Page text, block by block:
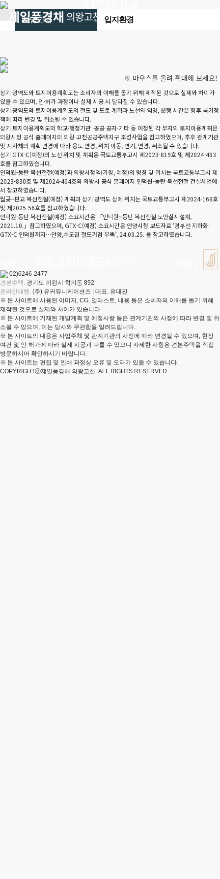
사업안내
사업안내 입지환경
※ 마우스를 올려 확대해 보세요!
상기 광역도와 토지이용계획도는 소비자의 이해를 돕기 위해 제작된 것으로 실제와 차이가
있을 수 있으며, 인·허가 과정이나 실제 시공 시 달라질 수 있습니다.
상기 광역도와 토지이용계획도의 철도 및 도로 계획과 노선의 역명, 운행 시간은 향후 국가정
책에 따라 변경 및 취소될 수 있습니다.
상기 토지이용계획도의 학교·행정기관 ·공공 공지·기타 등 예정된 각 부지의 토지이용계획은
의왕시청 공식 홈페이지의 의왕 고천공공주택지구 조성사업을 참고하였으며, 추후 관계기관
및 지자체의 계획 변경에 따라 용도 변경, 위치 이동, 연기, 변경, 취소될 수 있습니다.
상기 GTX-C(예정)의 노선 위치 및 계획은 국토교통부고시 제2023-819호 및 제2024-483
호를 참고하였습니다.
인덕원-동탄 복선전철(예정)과 의왕시청역(가칭, 예정)의 명칭 및 위치는 국토교통부고시 제
2023-830호 및 제2024-404호와 의왕시 공식 홈페이지 인덕원-동탄 복선전철 건설사업에
서 참고하였습니다.
월곶~판교 복선전철(예정) 계획과 상기 광역도 상에 위치는 국토교통부고시 제2024-168호
및 제2025-56호를 참고하였습니다.
인덕원-동탄 복선전철(예정) 소요시간은 「인덕원~동탄 복선전철 노반실시설계,
2021.10.」참고하였으며, GTX-C(예정) 소요시간은 안양시청 보도자료 ‘경부선 지하화·
GTX-C 인덕원까지…안양,수도권 철도거점 우뚝’, 24.03.25. 를 참고하였습니다.
02)6246-2477
견본주택.
경기도 의왕시 학의동 892
온라인대행. (주) 유커뮤니케이션즈 | 대표. 유대진
※ 본 사이트에 사용된 이미지, CG, 일러스트, 내용 등은 소비자의 이해를 돕기 위해
제작된 것으로 실제와 차이가 있습니다.
※ 본 사이트에 기재된 개발계획 및 예정사항 등은 관계기관의 사정에 따라 변경 및 취
소될 수 있으며, 이는 당사와 무관함을 알려드립니다.
※ 본 사이트의 내용은 사업주체 및 관계기관의 사정에 따라 변경될 수 있으며, 현장
여건 및 인·허가에 따라 실제 시공과 다를 수 있으니 자세한 사항은 견본주택을 직접
방문하시어 확인하시기 바랍니다.
※ 본 사이트는 편집 및 인쇄 과정상 오류 및 오타가 있을 수 있습니다.
COPYRIGHTⓒ제일풍경채 의왕고천. ALL RIGHTS RESERVED.